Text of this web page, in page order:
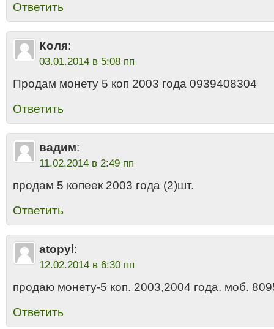
Ответить
Коля:
03.01.2014 в 5:08 пп
Продам монету 5 коп 2003 года 0939408304
Ответить
вадим:
11.02.2014 в 2:49 пп
продам 5 копеек 2003 года (2)шт.
Ответить
atopyl :
12.02.2014 в 6:30 пп
продаю монету-5 коп. 2003,2004 года. моб.
Ответить